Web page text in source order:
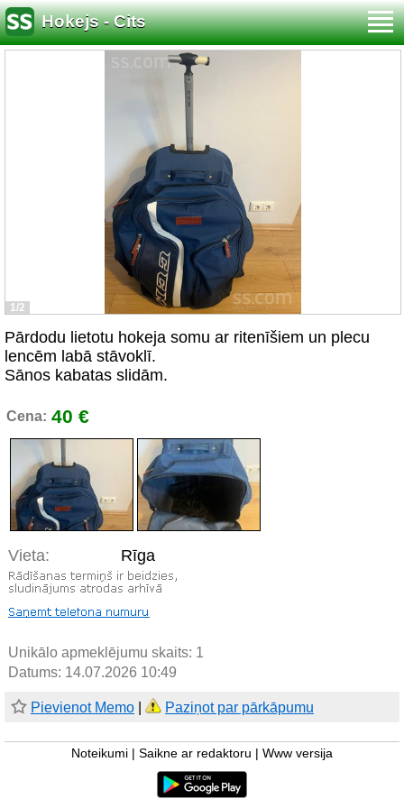
Hokejs - Cits
1/2
Pārdodu lietotu hokeja somu ar ritenīšiem un plecu
lencēm labā stāvoklī.
Sānos kabatas slidām.
Cena: 40 €
Vieta: Rīga
Unikālo apmeklējumu skaits: 1
Datums: 14.07.2026 10:49
Pievienot Memo Paziņot par pārkāpumu
Noteikumi Saikne ar redaktoru Www versija